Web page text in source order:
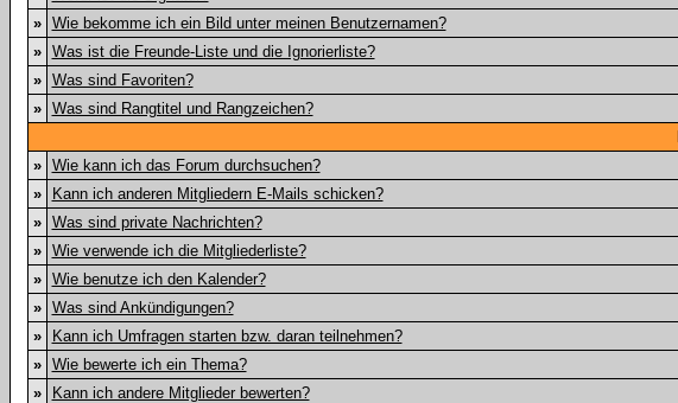
»
Wie bekomme ich ein Bild unter meinen Benutzernamen?
»
Was ist die Freunde-Liste und die Ignorierliste?
»
Was sind Favoriten?
»
Was sind Rangtitel und Rangzeichen?
»
Wie kann ich das Forum durchsuchen?
»
Kann ich anderen Mitgliedern E-Mails schicken?
»
Was sind private Nachrichten?
»
Wie verwende ich die Mitgliederliste?
»
Wie benutze ich den Kalender?
»
Was sind Ankündigungen?
»
Kann ich Umfragen starten bzw. daran teilnehmen?
»
Wie bewerte ich ein Thema?
»
Kann ich andere Mitglieder bewerten?